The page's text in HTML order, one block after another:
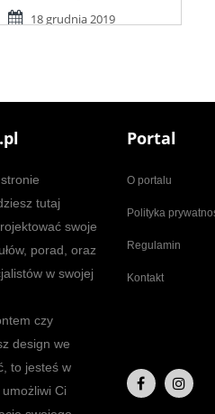
18 grudnia 2019
tutaj
swoje
porad, oraz
w swojej
czy
design we
to jesteś w
Ci
Portal
O portalu
Polityka
Regulamin
Kontakt